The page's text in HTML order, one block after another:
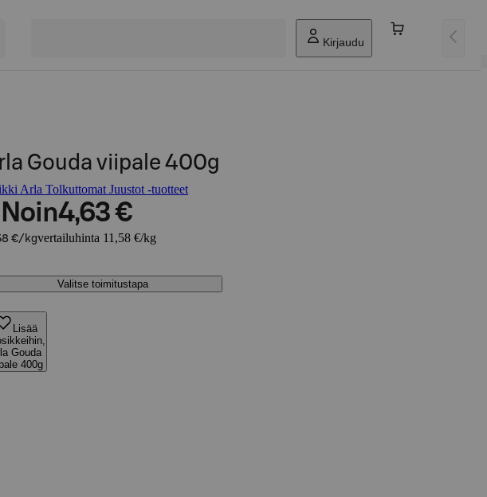
Kirjaudu
Gouda viipale 400g
Arla Tolkuttomat Juustot -tuotteet
Noin4,63 €
€/kgvertailuhinta 11,58 €/kg
Valitse toimitustapa
Lisää
Gouda
400g